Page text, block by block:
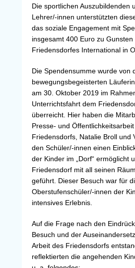
Die sportlichen Auszubildenden
Lehrer/-innen unterstützten
das soziale Engagement mit
insgesamt 400 Euro zu Gunsten
Friedensdorfes International in
Die Spendensumme wurde von
bewegungsbegeisterten
am 30. Oktober 2019 im
Unterrichtsfahrt dem
überreicht. Hier haben die
Presse- und
Friedensdorfs, Natalie Broll und
den Schüler/-innen einen
der Kinder im „Dorf“ ermöglicht
Friedensdorf mit all seinen
geführt. Dieser Besuch war für
Oberstufenschüler/-innen der
intensives Erlebnis.
Auf die Frage nach den
Besuch und der
Arbeit des Friedensdorfs
reflektierten die angehenden